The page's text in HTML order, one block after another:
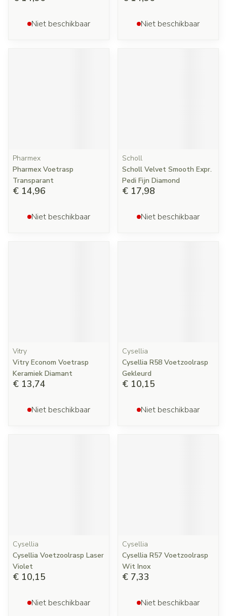
Niet beschikbaar Niet beschikbaar
Pharmex
Pharmex Voetrasp
Transparant
€ 14,96
Niet beschikbaar
Scholl
Scholl Velvet Smooth Expr.
Pedi Fijn Diamond
€ 17,98
Niet beschikbaar
Vitry
Vitry Econom Voetrasp
Keramiek Diamant
€ 13,74
Niet beschikbaar
Cysellia
Cysellia R58 Voetzoolrasp
Gekleurd
€ 10,15
Niet beschikbaar
Cysellia
Cysellia Voetzoolrasp Laser
Violet
€ 10,15
Niet beschikbaar
Cysellia
Cysellia R57 Voetzoolrasp
Wit Inox
€ 7,33
Niet beschikbaar